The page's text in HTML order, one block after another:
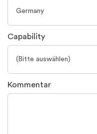
Capability
Kommentar